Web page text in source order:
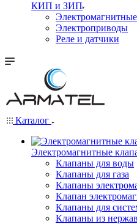
КИП и ЗИП
Электроприводы
Реле и датчики
Каталог
Электромагнитные
Клапаны для воды
Клапаны для газа
Клапаны
Клапан
Клапаны для
Клапаны из